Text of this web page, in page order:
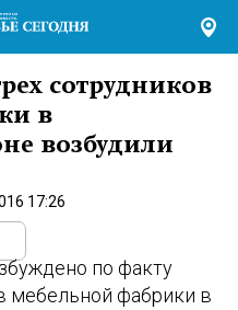
сотрудников
в
возбудили
17:26
по факту
мебельной фабрики в